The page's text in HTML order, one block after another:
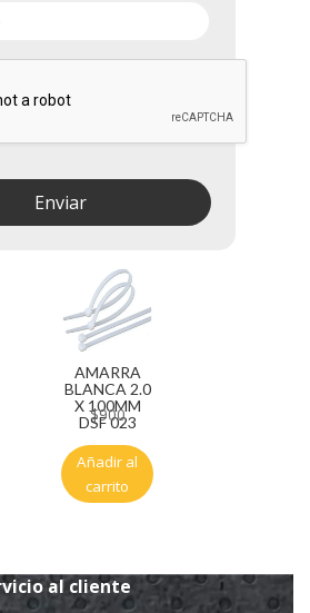
038
$900
AMARRA
BLANCA 2.0
X 100MM
DSF 023
$900
Añadir al
carrito
al cliente
Enviar